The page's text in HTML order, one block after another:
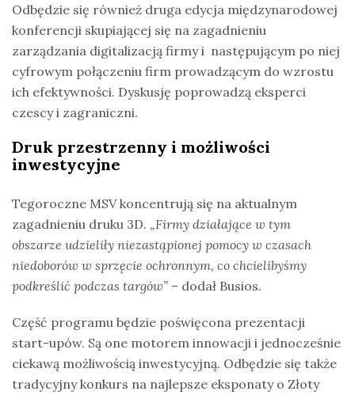
Odbędzie się również druga edycja międzynarodowej
konferencji skupiającej się na zagadnieniu
zarządzania digitalizacją firmy i następującym po niej
cyfrowym połączeniu firm prowadzącym do wzrostu
ich efektywności. Dyskusję poprowadzą eksperci
czescy i zagraniczni.
Druk przestrzenny i możliwości
inwestycyjne
Tegoroczne MSV koncentrują się na aktualnym
zagadnieniu druku 3D. „Firmy działające w tym
obszarze udzieliły niezastąpionej pomocy w czasach
niedoborów w sprzęcie ochronnym, co chcielibyśmy
podkreślić podczas targów” – dodał Busios.
Część programu będzie poświęcona prezentacji
start-upów. Są one motorem innowacji i jednocześnie
ciekawą możliwością inwestycyjną. Odbędzie się także
tradycyjny konkurs na najlepsze eksponaty o Złoty